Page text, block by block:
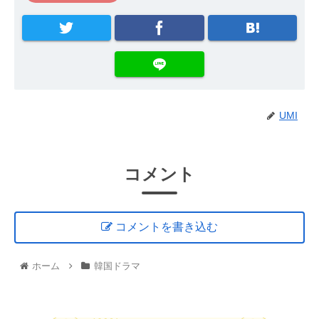
UMI
コメント
コメントを書き込む
ホーム 韓国ドラマ